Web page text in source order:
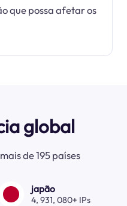
que possa afetar os
global
de 195 países
japão
4, 931, 080+ IPs